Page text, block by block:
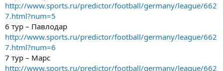
http://www.sports.ru/predictor/football/germany/league/662
7.html?num=5
6 тур – Павлодар
http://www.sports.ru/predictor/football/germany/league/662
7.html?num=6
7 тур – Марс
http://www.sports.ru/predictor/football/germany/league/662